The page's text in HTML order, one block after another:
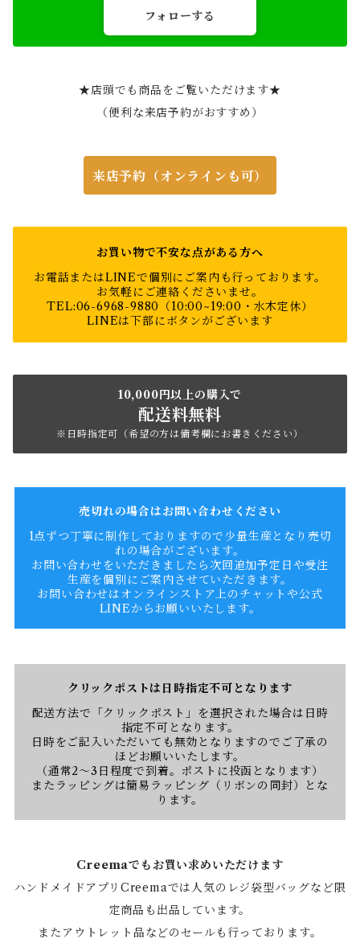
フォローする
★店頭でも商品をご覧いただけます★
（便利な来店予約がおすすめ）
来店予約（オンラインも可）
お買い物で不安な点がある方へ
お電話またはLINEで個別にご案内も行っております。
お気軽にご連絡くださいませ。
TEL:06-6968-9880（10:00~19:00・水木定休）
LINEは下部にボタンがございます
10,000円以上の購入で
配送料無料
※日時指定可（希望の方は備考欄にお書きください）
売切れの場合はお問い合わせください
1点ずつ丁寧に制作しておりますので少量生産となり売切
れの場合がございます。
お問い合わせをいただきましたら次回追加予定日や受注
生産を個別にご案内させていただきます。
お問い合わせはオンラインストア上のチャットや公式
LINEからお願いいたします。
クリックポストは日時指定不可となります
配送方法で「クリックポスト」を選択された場合は日時
指定不可となります。
日時をご記入いただいても無効となりますのでご了承の
ほどお願いいたします。
（通常2〜3日程度で到着。ポストに投函となります）
またラッピングは簡易ラッピング（リボンの同封）とな
ります。
Creemaでもお買い求めいただけます
ハンドメイドアプリCreemaでは人気のレジ袋型バッグなど限
定商品も出品しています。
またアウトレット品などのセールも行っております。